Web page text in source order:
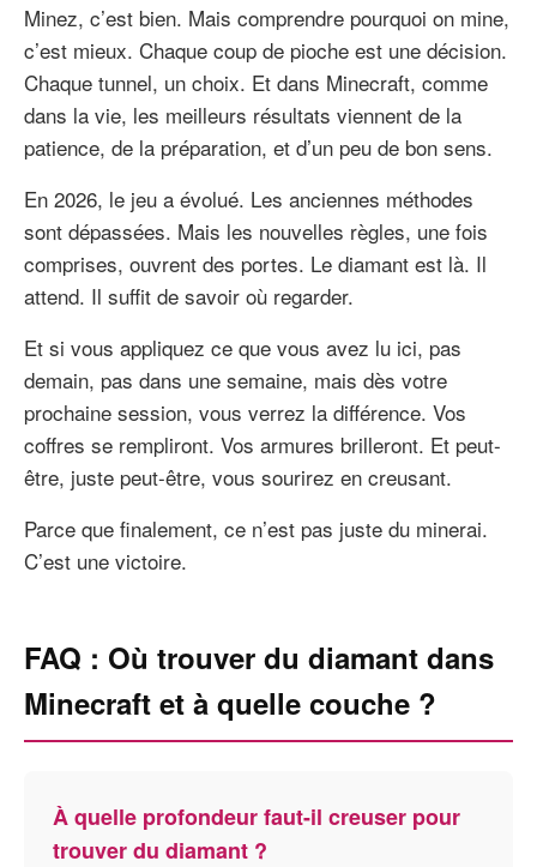
Minez, c’est bien. Mais comprendre pourquoi on mine,
c’est mieux. Chaque coup de pioche est une décision.
Chaque tunnel, un choix. Et dans Minecraft, comme
dans la vie, les meilleurs résultats viennent de la
patience, de la préparation, et d’un peu de bon sens.
En 2026, le jeu a évolué. Les anciennes méthodes
sont dépassées. Mais les nouvelles règles, une fois
comprises, ouvrent des portes. Le diamant est là. Il
attend. Il suffit de savoir où regarder.
Et si vous appliquez ce que vous avez lu ici, pas
demain, pas dans une semaine, mais dès votre
prochaine session, vous verrez la différence. Vos
coffres se rempliront. Vos armures brilleront. Et peut-
être, juste peut-être, vous sourirez en creusant.
Parce que finalement, ce n’est pas juste du minerai.
C’est une victoire.
FAQ : Où trouver du diamant dans
Minecraft et à quelle couche ?
À quelle profondeur faut-il creuser pour
trouver du diamant ?